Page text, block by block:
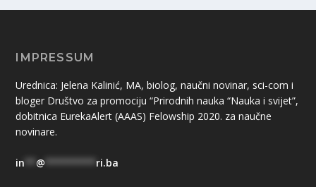
IMPRESSUM
Urednica: Jelena Kalinić, MA, biolog, naučni novinar, sci-com i
bloger Društvo za promociju “Prirodnih nauka “Nauka i svijet”,
dobitnica EurekaAlert (AAAS) Felowship 2020. za naučne
novinare.
in ** @ ********* ri.ba